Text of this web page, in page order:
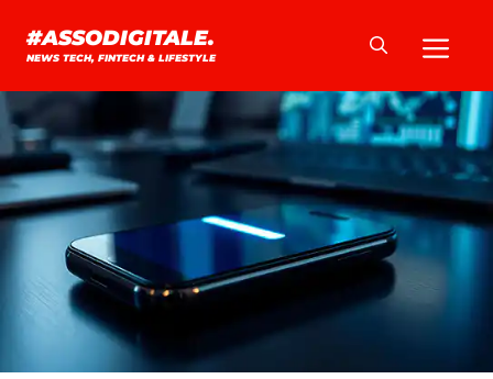
#ASSODIGITALE.
NEWS TECH, FINTECH & LIFESTYLE